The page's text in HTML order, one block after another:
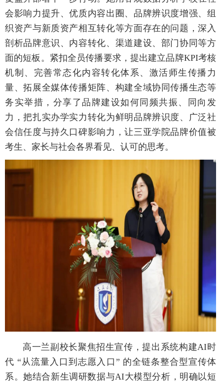
会影响力提升、优质内容出圈、品牌辨识度增强、组
织资产与新质资产相互转化等方面存在的问题，深入
剖析品牌意识、内容转化、渠道建设、部门协同等方
面的短板。紧扣全员传播要求，提出建立品牌KPI考核
机制、完善常态化内容转化体系、激活师生传播力
量、拓展全媒体传播矩阵、构建全域协同传播生态等
务实举措，分享了品牌建设如何同频共振、同向发
力，把扎实办学实力转化为鲜明品牌辨识度、广泛社
会信任度与持久口碑影响力，让三亚学院品牌价值被
考生、家长与社会各界看见、认可的思考。
高一兰副校长聚焦招生宣传，提出系统构建AI时
代 “从流量入口到志愿入口” 的全链条整合型宣传体
系。她结合新生调研数据与AI大模型分析，明确以短